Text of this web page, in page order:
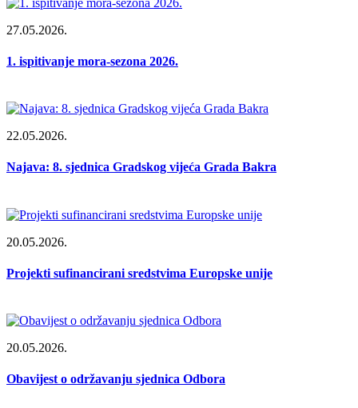
27.05.2026.
1. ispitivanje mora-sezona 2026.
22.05.2026.
Najava: 8. sjednica Gradskog vijeća Grada Bakra
20.05.2026.
Projekti sufinancirani sredstvima Europske unije
20.05.2026.
Obavijest o održavanju sjednica Odbora